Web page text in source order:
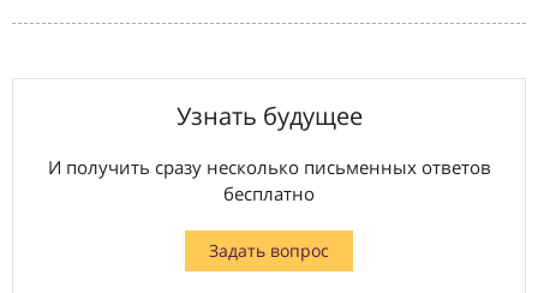
Узнать будущее
И получить сразу несколько письменных ответов
бесплатно
Задать вопрос